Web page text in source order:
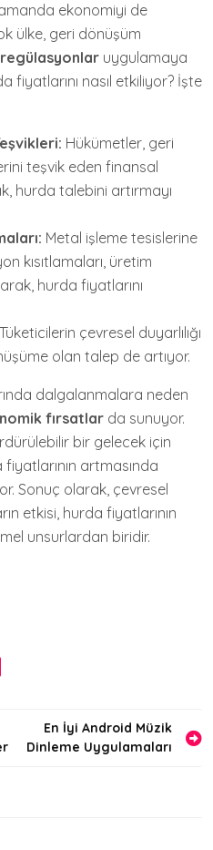
ekonomiyi de
ülke, geri dönüşüm
regülasyonlar uygulamaya
fiyatlarını nasıl etkiliyor? İşte
Hükümetler, geri
teşvik eden finansal
hurda talebini artırmayı
Metal işleme tesislerine
kısıtlamaları, üretim
hurda fiyatlarını
Tüketicilerin çevresel duyarlılığı
olan talep de artıyor.
dalgalanmalara neden
fırsatlar da sunuyor.
bir gelecek için
artmasında
Sonuç olarak, çevresel
etkisi, hurda fiyatlarının
unsurlardan biridir.
En İyi Android Müzik
Dinleme Uygulamaları